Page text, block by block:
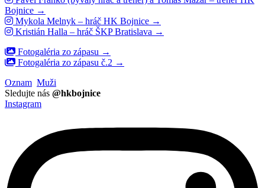
Bojnice →
Mykola Melnyk – hráč HK Bojnice →
Kristián Halla – hráč ŠKP Bratislava →
Fotogaléria zo zápasu →
Fotogaléria zo zápasu č.2 →
Oznam Muži
Sledujte nás @hkbojnice
Instagram